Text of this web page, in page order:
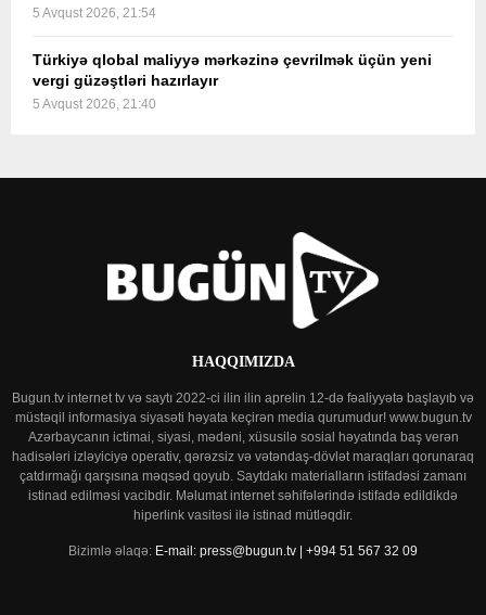
5 Avqust 2026, 21:54
Türkiyə qlobal maliyyə mərkəzinə çevrilmək üçün yeni
vergi güzəştləri hazırlayır
5 Avqust 2026, 21:40
HAQQIMIZDA
Bugun.tv internet tv və saytı 2022-ci ilin ilin aprelin 12-də fəaliyyətə başlayıb və
müstəqil informasiya siyasəti həyata keçirən media qurumudur! www.bugun.tv
Azərbaycanın ictimai, siyasi, mədəni, xüsusilə sosial həyatında baş verən
hadisələri izləyiciyə operativ, qərəzsiz və vətəndaş-dövlət maraqları qorunaraq
çatdırmağı qarşısına məqsəd qoyub. Saytdakı materialların istifadəsi zamanı
istinad edilməsi vacibdir. Məlumat internet səhifələrində istifadə edildikdə
hiperlink vasitəsi ilə istinad mütləqdir.
Bizimlə əlaqə: E-mail: press@bugun.tv | +994 51 567 32 09